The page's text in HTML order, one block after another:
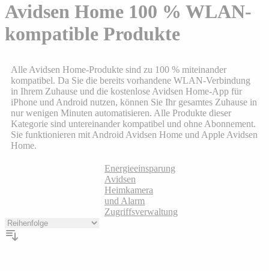
Avidsen Home 100 % WLAN-
kompatible Produkte
Alle Avidsen Home-Produkte sind zu 100 % miteinander
kompatibel. Da Sie die bereits vorhandene WLAN-Verbindung
in Ihrem Zuhause und die kostenlose Avidsen Home-App für
iPhone und Android nutzen, können Sie Ihr gesamtes Zuhause in
nur wenigen Minuten automatisieren. Alle Produkte dieser
Kategorie sind untereinander kompatibel und ohne Abonnement.
Sie funktionieren mit Android Avidsen Home und Apple Avidsen
Home.
Energieeinsparung
Avidsen
Heimkamera
und Alarm
Zugriffsverwaltung